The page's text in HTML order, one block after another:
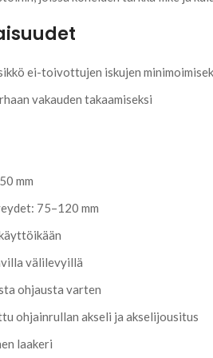
ei-toivottujen iskujen
vakauden takaamiseksi
mm
75–120 mm
välilevyillä
ohjausta varten
ohjainrullan akseli ja akselijousitus
laakeri